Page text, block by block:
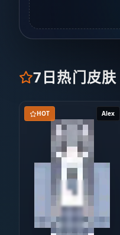
7日热门皮肤
Alex
HOT